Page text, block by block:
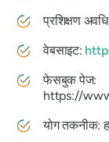
प्रशिक्षण
वेबसाइट:
फेसबुक पेज:
https://
योग तकनीक: